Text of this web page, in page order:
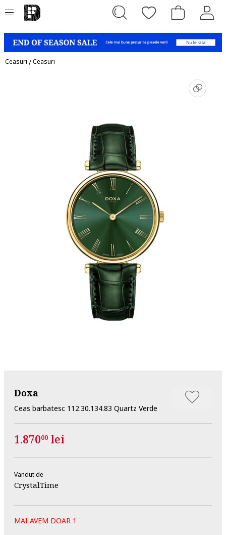
Ceasuri /Ceasuri
Doxa
Ceas barbatesc 112.30.134.83 Quartz Verde
1.87000 lei
Vandut de
CrystalTime
MAI AVEM DOAR 1